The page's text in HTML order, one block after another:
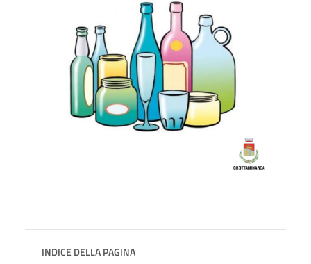
INDICE DELLA PAGINA